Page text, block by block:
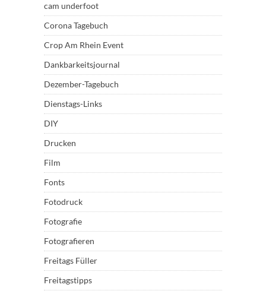
cam underfoot
Corona Tagebuch
Crop Am Rhein Event
Dankbarkeitsjournal
Dezember-Tagebuch
Dienstags-Links
DIY
Drucken
Film
Fonts
Fotodruck
Fotografie
Fotografieren
Freitags Füller
Freitagstipps